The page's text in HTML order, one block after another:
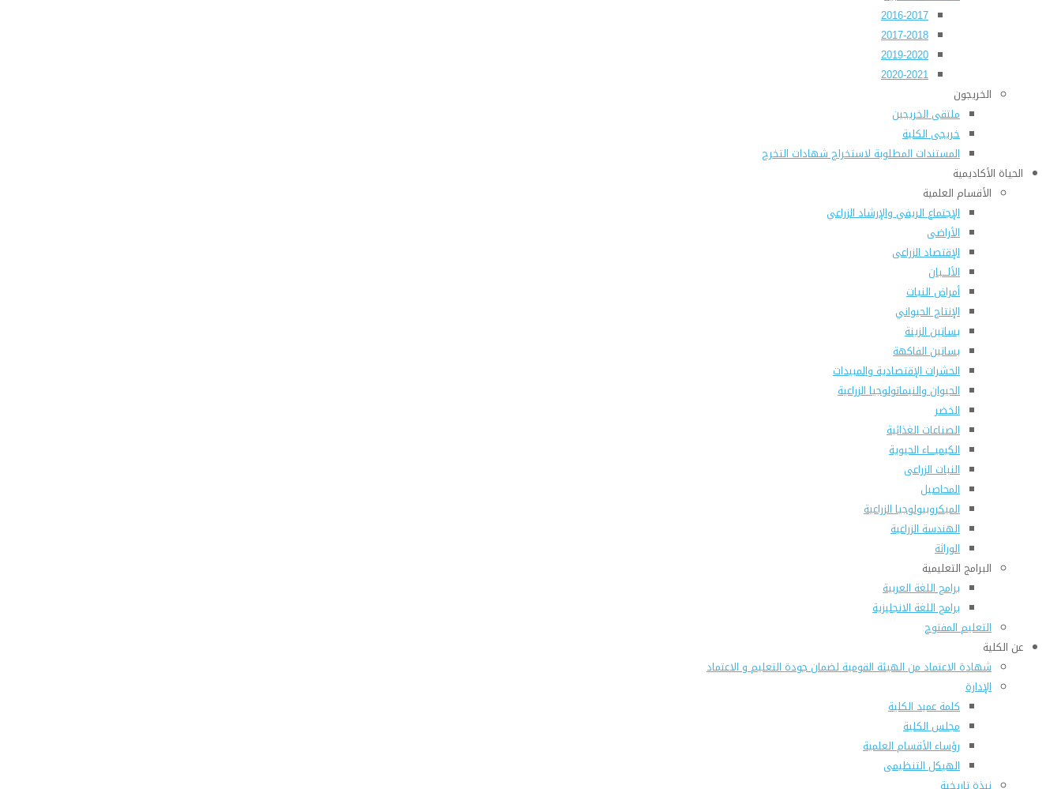
2016-2017
2017-2018
2019-2020
2020-2021
الخريجون
ملتقى الخريجين
خريجى الكلية
المستندات المطلوبة لاستخراج شهادات التخرج
الحياة الأكاديمية
الأقسام العلمية
الإجتماع الريفي والإرشاد الزراعي
الأراضى
الإقتصاد الزراعى
الألـــبان
أمراض النبات
الإنتاج الحيواني
بساتين الزينة
بساتين الفاكهة
الحشرات الإقتصادية والمبيدات
الحيوان والنيماتولوجيا الزراعية
الخضر
الصناعات الغذائية
الكيميـــاء الحيوية
النبات الزراعى
المحاصيل
الميكروبيولوجيا الزراعية
الهندسة الزراعية
الوراثة
البرامج التعليمية
برامج اللغة العربية
برامج اللغة الانجليزية
التعليم المفتوح
عن الكلية
شهادة الاعتماد من الهيئة القومية لضمان جودة التعليم و الاعتماد
الإدارة
كلمة عميد الكلية
مجلس الكلية
رؤساء الأقسام العلمية
الهيكل التنظيمى